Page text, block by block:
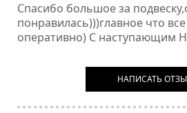
Спасибо большое за
понравилась)))главное что
оперативно) С наступающим
НАПИСАТЬ